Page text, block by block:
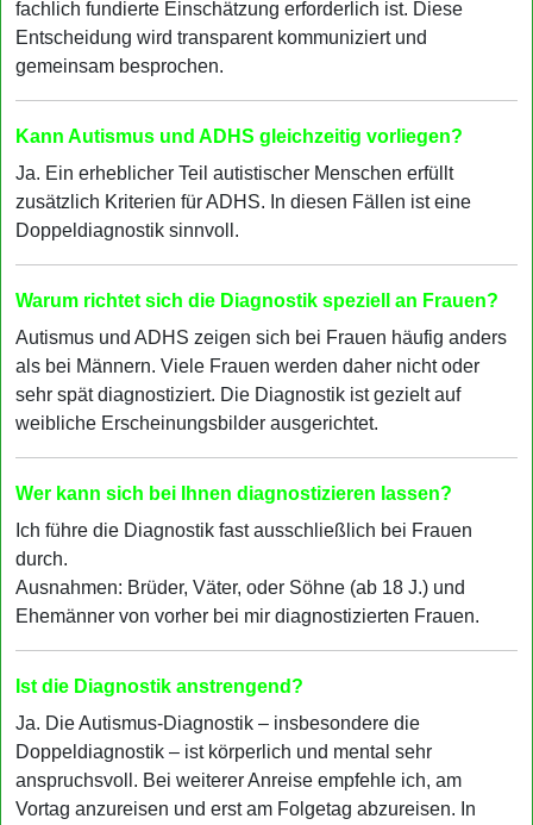
fachlich fundierte Einschätzung erforderlich ist. Diese
Entscheidung wird transparent kommuniziert und
gemeinsam besprochen.
Kann Autismus und ADHS gleichzeitig vorliegen?
Ja. Ein erheblicher Teil autistischer Menschen erfüllt
zusätzlich Kriterien für ADHS. In diesen Fällen ist eine
Doppeldiagnostik sinnvoll.
Warum richtet sich die Diagnostik speziell an Frauen?
Autismus und ADHS zeigen sich bei Frauen häufig anders
als bei Männern. Viele Frauen werden daher nicht oder
sehr spät diagnostiziert. Die Diagnostik ist gezielt auf
weibliche Erscheinungsbilder ausgerichtet.
Wer kann sich bei Ihnen diagnostizieren lassen?
Ich führe die Diagnostik fast ausschließlich bei Frauen
durch.
Ausnahmen: Brüder, Väter, oder Söhne (ab 18 J.) und
Ehemänner von vorher bei mir diagnostizierten Frauen.
Ist die Diagnostik anstrengend?
Ja. Die Autismus-Diagnostik – insbesondere die
Doppeldiagnostik – ist körperlich und mental sehr
anspruchsvoll. Bei weiterer Anreise empfehle ich, am
Vortag anzureisen und erst am Folgetag abzureisen. In